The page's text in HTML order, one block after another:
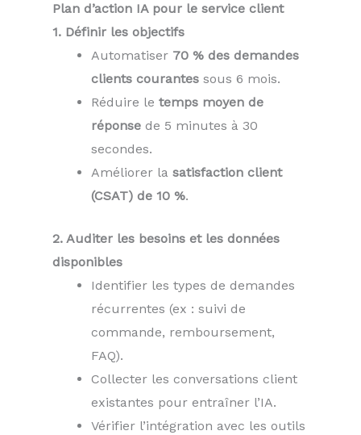
Plan d’action IA pour le service client
1. Définir les objectifs
Automatiser 70 % des demandes
clients courantes sous 6 mois.
Réduire le temps moyen de
réponse de 5 minutes à 30
secondes.
Améliorer la satisfaction client
(CSAT) de 10 %.
2. Auditer les besoins et les données
disponibles
Identifier les types de demandes
récurrentes (ex : suivi de
commande, remboursement,
FAQ).
Collecter les conversations client
existantes pour entraîner l’IA.
Vérifier l’intégration avec les outils